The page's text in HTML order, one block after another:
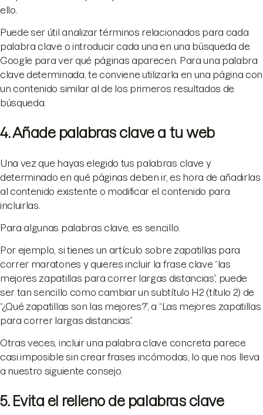
ello.
Puede ser útil analizar términos relacionados para cada
palabra clave o introducir cada una en una búsqueda de
Google para ver qué páginas aparecen. Para una palabra
clave determinada, te conviene utilizarla en una página con
un contenido similar al de los primeros resultados de
búsqueda.
4. Añade palabras clave a tu web
Una vez que hayas elegido tus palabras clave y
determinado en qué páginas deben ir, es hora de añadirlas
al contenido existente o modificar el contenido para
incluirlas.
Para algunas palabras clave, es sencillo.
Por ejemplo, si tienes un artículo sobre zapatillas para
correr maratones y quieres incluir la frase clave “las
mejores zapatillas para correr largas distancias”, puede
ser tan sencillo como cambiar un subtítulo H2 (título 2) de
“¿Qué zapatillas son las mejores?”, a “Las mejores zapatillas
para correr largas distancias”.
Otras veces, incluir una palabra clave concreta parece
casi imposible sin crear frases incómodas, lo que nos lleva
a nuestro siguiente consejo.
5. Evita el relleno de palabras clave